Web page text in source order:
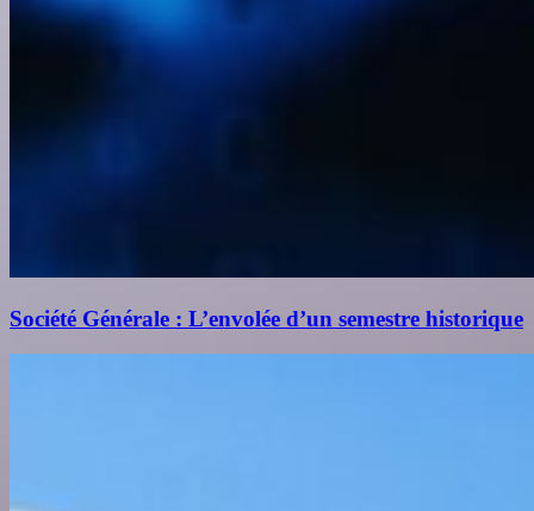
Société Générale : L’envolée d’un semestre historique